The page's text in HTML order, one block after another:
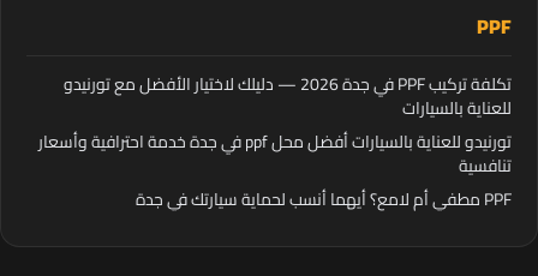
PPF
تكلفة تركيب PPF في جدة 2026 — دليلك لاختيار الأفضل مع تورنيدو
للعناية بالسيارات
تورنيدو للعناية بالسيارات أفضل محل ppf في جدة خدمة احترافية وأسعار
تنافسية
PPF مطفي أم لامع؟ أيهما أنسب لحماية سيارتك في جدة